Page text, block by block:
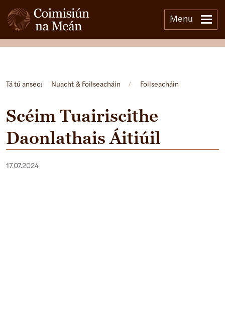
Menu
Tá tú anseo: Nuacht & Foilseacháin / Foilseacháin
Scéim Tuairiscithe
Daonlathais Áitiúil
17.07.2024
Open side menu